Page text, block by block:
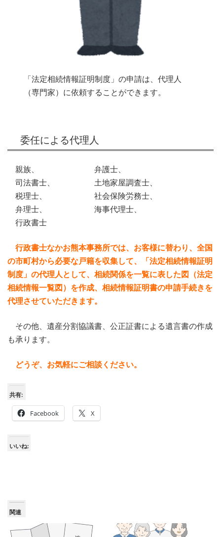
「法定相続情報証明制度」の申請は、代理人
（専門家）に依頼することができます。
委任による代理人
親族、 弁護士、
司法書士、 土地家屋調査士、
税理士、 社会保険労務士、
弁理士、 海事代理士、
行政書士
行政書士なかお熊本事務所では、お客様に替わり、全国
の市町村から必要な戸籍を収集して、「法定相続情報証明
制度」の代理人として、相続関係を一覧に表した図（法定
相続情報一覧図）を作成、相続情報証明書の申請手続きを
代理させていただきます。
その他、遺産分割協議書、公正証書による遺言書の作成
も承ります。
どうぞ、お気軽にご相談ください。
共有:
Facebook X
いいね:
関連